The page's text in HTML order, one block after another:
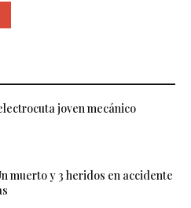
joven mecánico
muerto y 3 heridos en accidente